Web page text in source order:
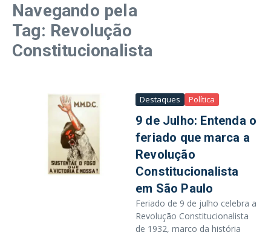
Navegando pela
Tag: Revolução
Constitucionalista
Destaques Política
9 de Julho: Entenda o
feriado que marca a
Revolução
Constitucionalista
em São Paulo
Feriado de 9 de julho celebra a
Revolução Constitucionalista
de 1932, marco da história